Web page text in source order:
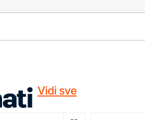
Vidi sve